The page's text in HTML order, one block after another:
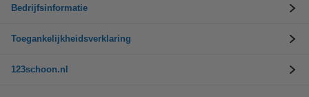
Bedrijfsinformatie
Toegankelijkheidsverklaring
123schoon.nl